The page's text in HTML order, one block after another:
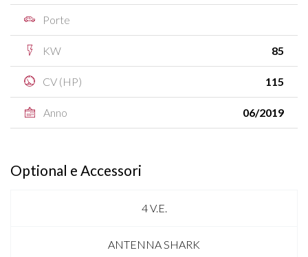
Porte
KW 85
CV (HP) 115
Anno 06/2019
Optional e Accessori
4 V.E.
ANTENNA SHARK